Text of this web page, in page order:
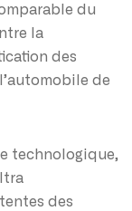
du
la
des
de
technologique,
des